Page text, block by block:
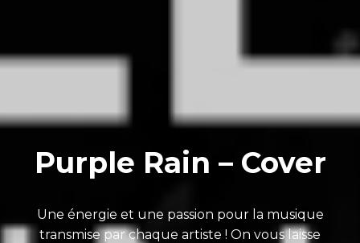
Purple Rain – Cover
Une énergie et une passion pour la musique
transmise par chaque artiste ! On vous laisse